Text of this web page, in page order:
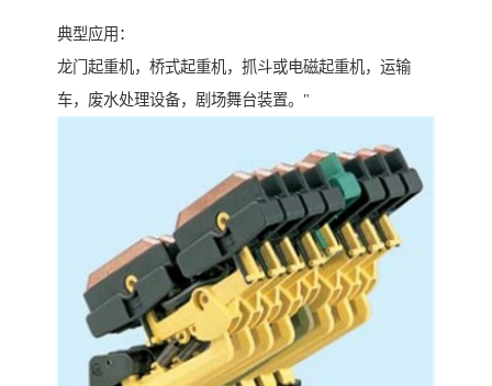
典型应用：
龙门起重机，桥式起重机，抓斗或电磁起重机，运输
车，废水处理设备，剧场舞台装置。"